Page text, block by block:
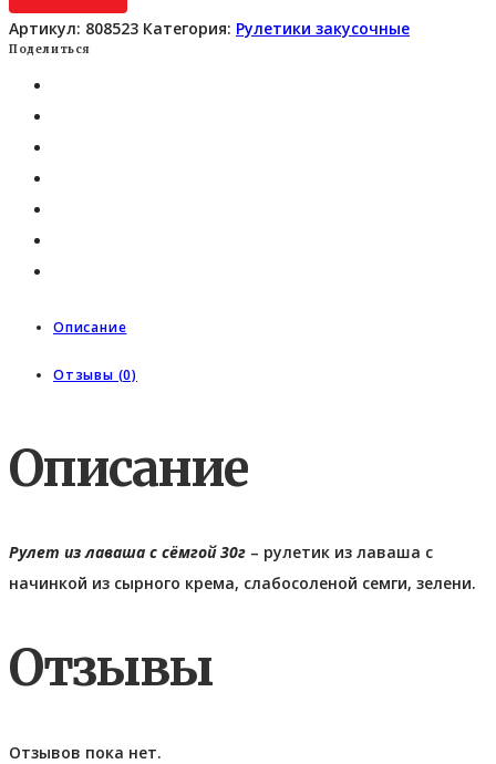
Артикул: 808523 Категория: Рулетики закусочные
Поделиться
Описание
Отзывы (0)
Описание
Рулет из лаваша с сёмгой 30г – рулетик из лаваша с
начинкой из сырного крема, слабосоленой семги, зелени.
Отзывы
Отзывов пока нет.